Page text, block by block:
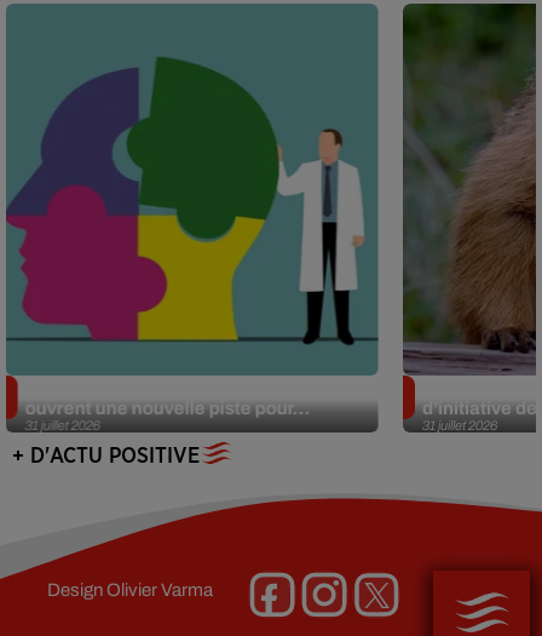
31 juillet 2026
ouvrent une nouvelle piste pour...
31 juillet 2026
d’initiative
+ D'ACTU POSITIVE
DesignOlivier Varma